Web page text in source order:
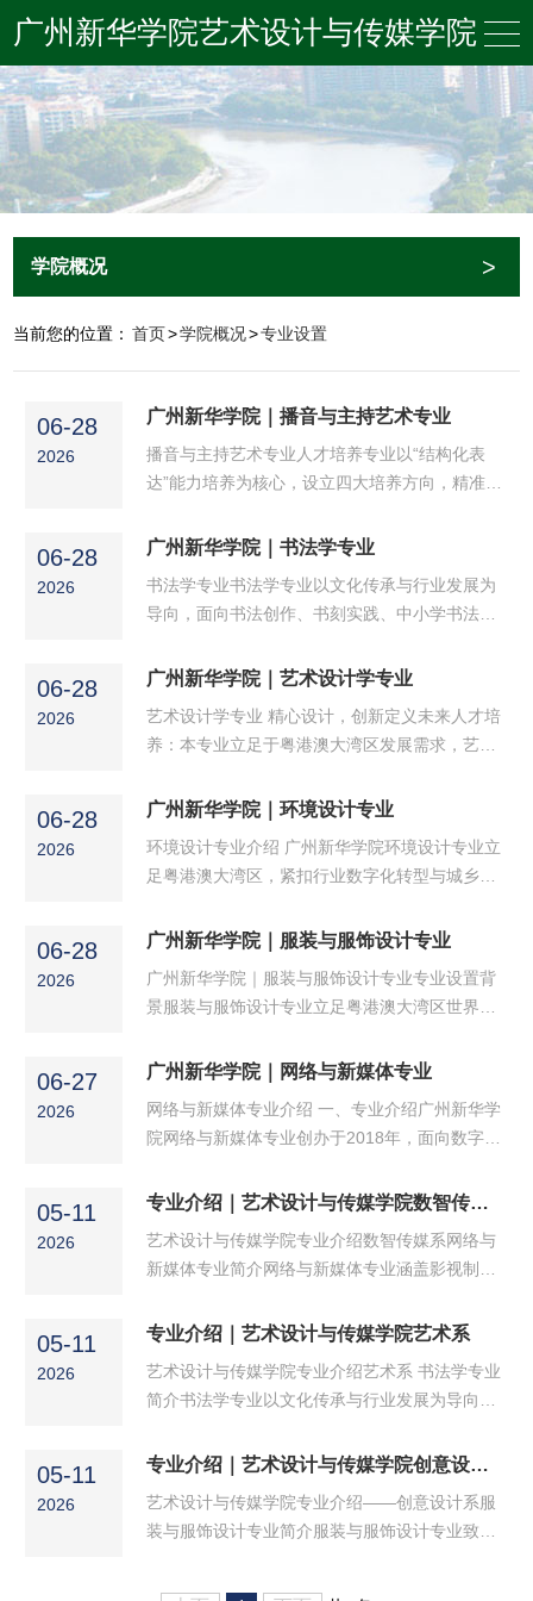
广州新华学院艺术设计与传媒学院
学院概况 >
当前您的位置： 首页>学院概况>专业设置
06-28
2026
广州新华学院｜播音与主持艺术专业
播音与主持艺术专业人才培养专业以“结构化表
达”能力培养为核心，设立四大培养方向，精准对
场控运营、口语转化能力社交语言应用方向——
向——策、采、编、播、运文化体育传播方向
——赛事解说、文旅演艺、在地传播实训条件专
出镜主播实训室、音视频直播实训室以及跨平台
融合演播室等，为专...
06-28
2026
广州新华学院｜书法学专业
书法学专业书法学专业以文化传承与行业发展为
导向，面向书法创作、书刻实践、中小学书法教
坚持OBE成果导向与数智教学融合，培养系统掌
计、教学法等知识与技能的高素质应用型人才。
专业师资力量雄厚，聘请多位高校资深教授及著
室，教学条件完善。已在省内签署7所教学实践基
地，涵盖工艺美术实践...
06-28
2026
广州新华学院｜艺术设计学专业
艺术设计学专业 精心设计，创新定义未来人才培
养：本专业立足于粤港澳大湾区发展需求，艺术
力，团队协作意识和可持续发展理念，高素质应
的课程设置和丰富的实践项目，培养学生掌握相
应的设计思维以及自主创新的能力。教学模式：
OBE成果导向教育，需求导向教育。采用小班教
学制，“理论与实践”相...
06-28
2026
广州新华学院｜环境设计专业
环境设计专业介绍 广州新华学院环境设计专业立
足粤港澳大湾区，紧扣行业数字化转型与城乡高
展，具备扎实艺术理论基础、数智化设计思维及
业以“空间设计与人文关怀”为核心，构建了涵盖
室内设计、智慧景观、数字展示等方向的递进式
化设计等前沿技术。依托“双师型”教学团队与校
企协同育人机制...
06-28
2026
广州新华学院｜服装与服饰设计专业
广州新华学院｜服装与服饰设计专业专业设置背
景服装与服饰设计专业立足粤港澳大湾区世界级
数字化、国潮化、绿色化转型升级趋势，针对行
型本科人才的现实缺口设立，开设服装设计、服
装工程、服装买手三大培养方向，兼顾产业人才
区快时尚成衣智造、高端原创服饰定制、数字时
尚电商、配饰零售、...
06-27
2026
广州新华学院｜网络与新媒体专业
网络与新媒体专业介绍 一、专业介绍广州新华学
院网络与新媒体专业创办于2018年，面向数字中
求，致力于培养具有家国情怀、国际视野、创新
专业坚持“文理融合、艺技结合、产教协同、面向
未来”的建设理念，融合新闻传播、数字媒体、影
建以全媒体传播能力为核心、以实践创新能力为
特色的人才培养体...
05-11
2026
专业介绍｜艺术设计与传媒学院数智传媒系
艺术设计与传媒学院专业介绍数智传媒系网络与
新媒体专业简介网络与新媒体专业涵盖影视制
融合文理、艺术与技术、传统媒体与新媒体，开
等前沿课程，致力于培养具备全媒体传播能力与
人工智能素养的应用型人才。专业建有智能创意
网络直播实验室、舆情大数据分析实验室、数字
创意媒体实验室、融媒...
05-11
2026
专业介绍｜艺术设计与传媒学院艺术系
艺术设计与传媒学院专业介绍艺术系 书法学专业
简介书法学专业以文化传承与行业发展为导向，
化推广等领域，服务社会美育事业。专业坚持
法史论、五体书设计、书刻艺术、图形设计、教
学法等知识与技能的高素质应用型人才。专业师
05-11
2026
专业介绍｜艺术设计与传媒学院创意设计系
艺术设计与传媒学院专业介绍——创意设计系服
装与服饰设计专业简介服装与服饰设计专业致力